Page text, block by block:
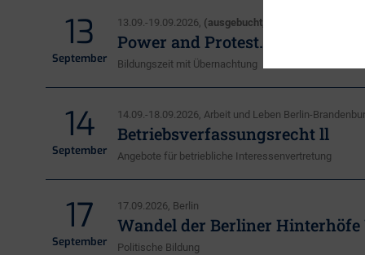
13
September
13.09.-19.09.2026, (ausgebucht, nur noch
Power and Protest. Energy
Bildungszeit mit Übernachtung
14
September
14.09.-18.09.2026, Arbeit und Leben Berlin-
Betriebsverfassungsrecht ll
Angebote für betriebliche Interessenvertretung
17
September
17.09.2026, Berlin
Wandel der Berliner
Politische Bildung